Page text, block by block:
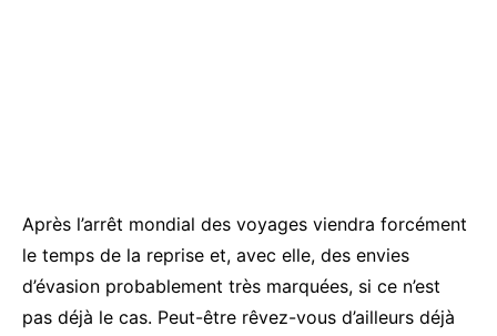
Après l’arrêt mondial des voyages viendra forcément
le temps de la reprise et, avec elle, des envies
d’évasion probablement très marquées, si ce n’est
pas déjà le cas. Peut-être rêvez-vous d’ailleurs déjà